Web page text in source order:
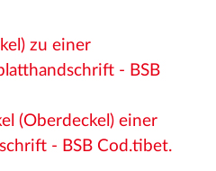
zu einer
- BSB
(Oberdeckel) einer
- BSB Cod.tibet.